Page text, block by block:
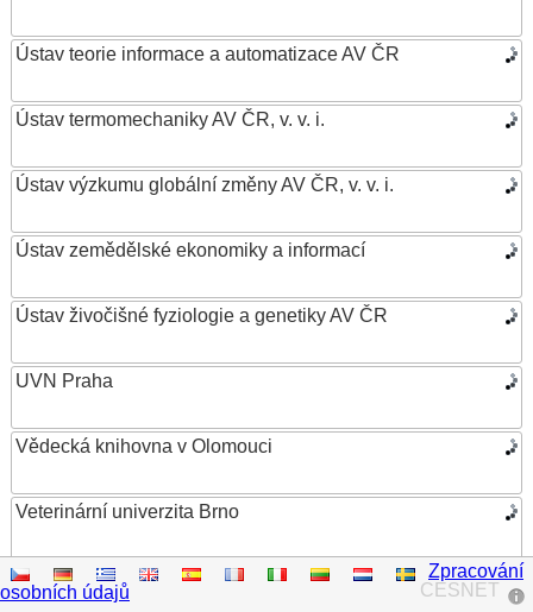
Ústav teorie informace a automatizace AV ČR
Ústav termomechaniky AV ČR, v. v. i.
Ústav výzkumu globální změny AV ČR, v. v. i.
Ústav zemědělské ekonomiky a informací
Ústav živočišné fyziologie a genetiky AV ČR
UVN Praha
Vědecká knihovna v Olomouci
Veterinární univerzita Brno
VŠB – Technická univerzita Ostrava
CESNET
Zpracování
osobních údajů